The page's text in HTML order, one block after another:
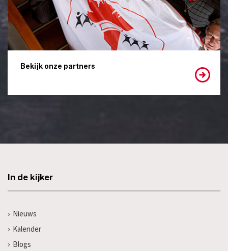
Bekijk onze partners
In de kijker
Nieuws
Kalender
Blogs